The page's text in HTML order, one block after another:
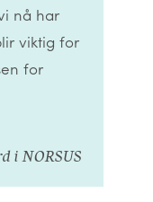
nå har
viktig for
for
i NORSUS